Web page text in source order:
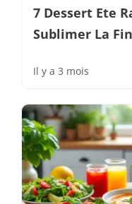
7 Dessert Ete
Sublimer La
Il y a 3 mois